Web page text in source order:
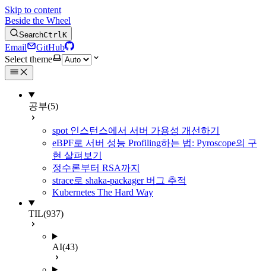
Skip to content
Beside the Wheel
SearchCtrlK
Email
GitHub
Select theme
공부(5)
spot 인스턴스에서 서버 가용성 개선하기
eBPF로 서버 성능 Profiling하는 법: Pyroscope의 구
현 살펴보기
정수론부터 RSA까지
strace로 shaka-packager 버그 추적
Kubernetes The Hard Way
TIL(937)
AI(43)